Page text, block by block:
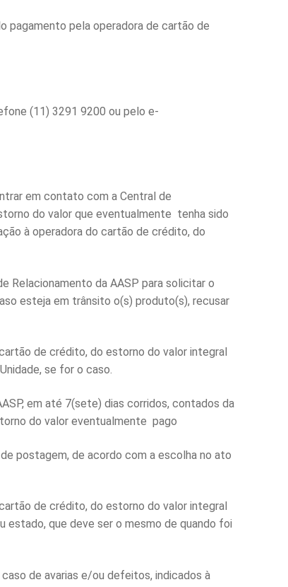
pagamento pela operadora de cartão de
(11) 3291 9200 ou pelo e-
em contato com a Central de
do valor que eventualmente tenha sido
à operadora do cartão de crédito, do
Relacionamento da AASP para solicitar o
esteja em trânsito o(s) produto(s), recusar
de crédito, do estorno do valor integral
se for o caso.
em até 7(sete) dias corridos, contados da
do valor eventualmente pago
postagem, de acordo com a escolha no ato
de crédito, do estorno do valor integral
estado, que deve ser o mesmo de quando foi
de avarias e/ou defeitos, indicados à